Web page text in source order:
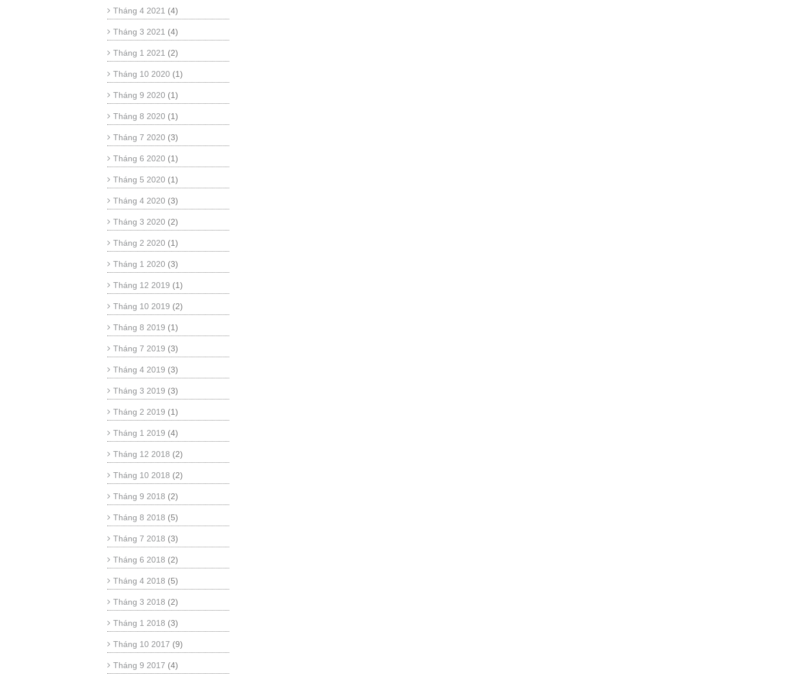
Tháng 4 2021 (4)
Tháng 3 2021 (4)
Tháng 1 2021 (2)
Tháng 10 2020 (1)
Tháng 9 2020 (1)
Tháng 8 2020 (1)
Tháng 7 2020 (3)
Tháng 6 2020 (1)
Tháng 5 2020 (1)
Tháng 4 2020 (3)
Tháng 3 2020 (2)
Tháng 2 2020 (1)
Tháng 1 2020 (3)
Tháng 12 2019 (1)
Tháng 10 2019 (2)
Tháng 8 2019 (1)
Tháng 7 2019 (3)
Tháng 4 2019 (3)
Tháng 3 2019 (3)
Tháng 2 2019 (1)
Tháng 1 2019 (4)
Tháng 12 2018 (2)
Tháng 10 2018 (2)
Tháng 9 2018 (2)
Tháng 8 2018 (5)
Tháng 7 2018 (3)
Tháng 6 2018 (2)
Tháng 4 2018 (5)
Tháng 3 2018 (2)
Tháng 1 2018 (3)
Tháng 10 2017 (9)
Tháng 9 2017 (4)